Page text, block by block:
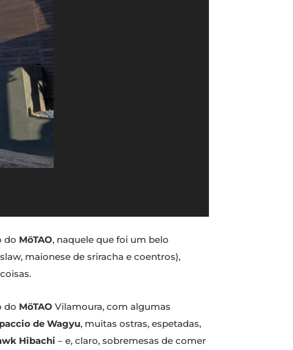
do MöTAO, naquele que foi um belo
maionese de sriracha e coentros),
do MöTAO Vilamoura, com algumas
de Wagyu, muitas ostras, espetadas,
Hibachi – e, claro, sobremesas de comer